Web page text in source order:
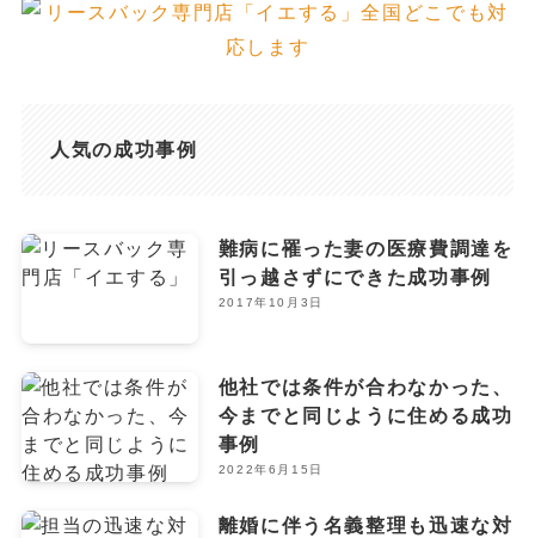
人気の成功事例
難病に罹った妻の医療費調達を
引っ越さずにできた成功事例
2017年10月3日
他社では条件が合わなかった、
今までと同じように住める成功
事例
2022年6月15日
離婚に伴う名義整理も迅速な対